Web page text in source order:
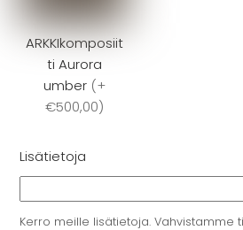
ARKKIkomposiit
ti Aurora
umber (+
€500,00)
Lisätietoja
Kerro meille lisätietoja. Vahvistamme